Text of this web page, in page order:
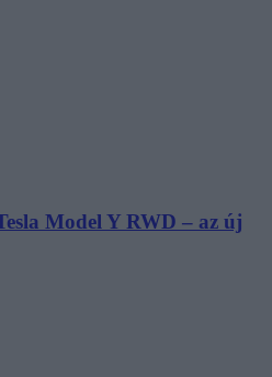
Model Y RWD – az új